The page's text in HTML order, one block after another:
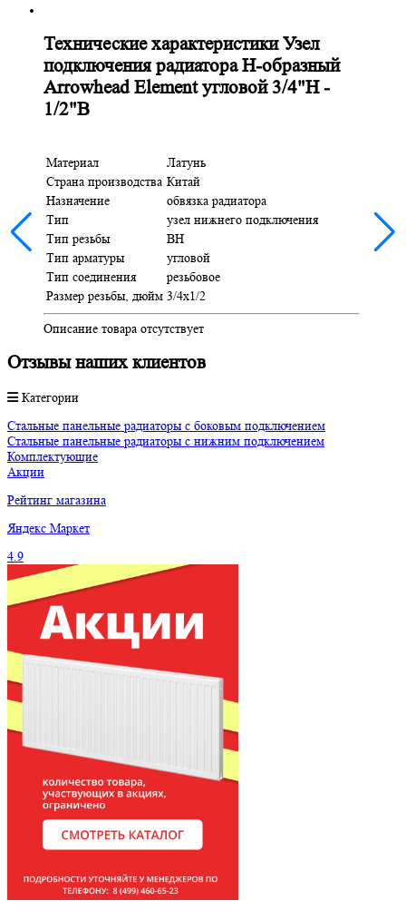
Технические характеристики Узел
подключения радиатора H-образный
Arrowhead Element угловой 3/4"Н -
1/2"В
Материал
Латунь
Страна производства Китай
Назначение
обвязка радиатора
Тип
узел нижнего подключения
Тип резьбы
ВН
Тип арматуры
угловой
Тип соединения
резьбовое
Размер резьбы, дюйм 3/4х1/2
Описание товара отсутствует
Отзывы наших клиентов
Категории
Стальные панельные радиаторы с боковым подключением
Стальные панельные радиаторы с нижним подключением
Комплектующие
Акции
Рейтинг магазина
Яндекс Маркет
4.9